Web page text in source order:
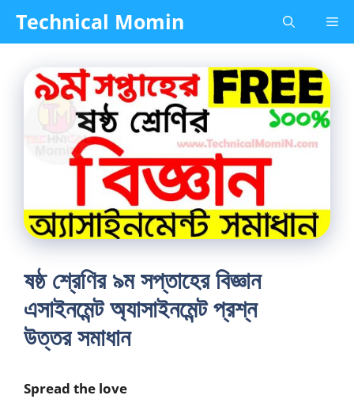
content
Technical Momin
ষষ্ঠ শ্রেণির ৯ম সপ্তাহের বিজ্ঞান
এসাইনমেন্ট অ্যাসাইনমেন্ট প্রশ্ন
উত্তর সমাধান
Spread the love